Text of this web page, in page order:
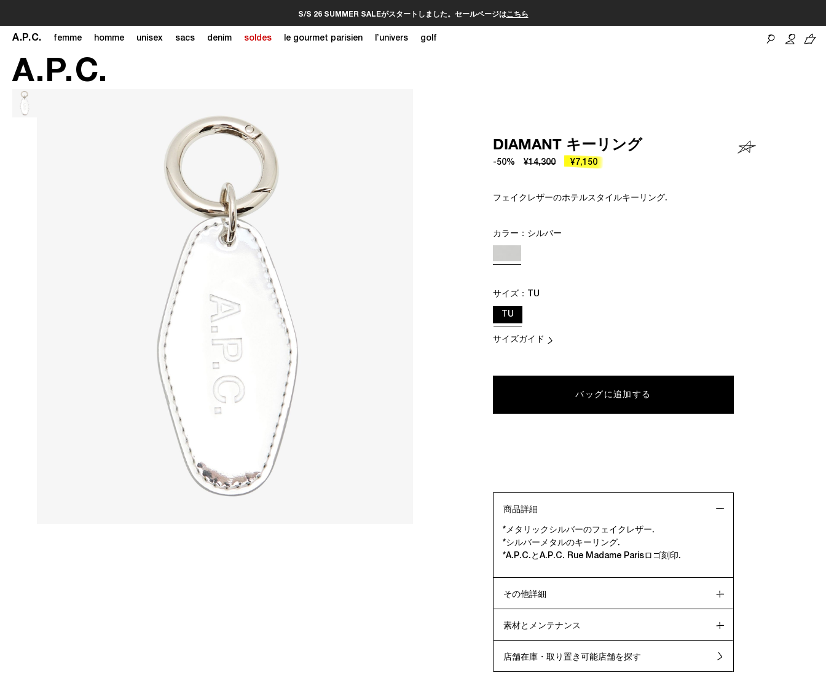
S/S 26 SUMMER SALEがスタートしました。セールページはこちら
A.P.C. femme homme unisex sacs denim soldes le gourmet parisien l’univers golf
A.P.C.
DIAMANT キーリング
-50% ¥14,300 ¥7,150
フェイクレザーのホテルスタイルキーリング.
カラー： シルバー
サイズ： TU
TU
サイズガイド
バッグに追加する
商品詳細
*メタリックシルバーのフェイクレザー.
*シルバーメタルのキーリング.
*A.P.C.とA.P.C. Rue Madame Parisロゴ刻印.
その他詳細
素材とメンテナンス
店舗在庫・取り置き可能店舗を探す